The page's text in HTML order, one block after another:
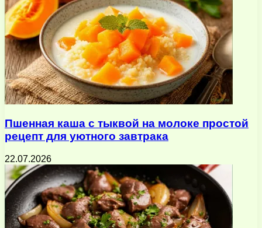
Пшенная каша с тыквой на молоке простой
рецепт для уютного завтрака
22.07.2026